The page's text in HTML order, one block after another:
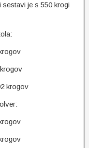
je s 550 krogi
krogov